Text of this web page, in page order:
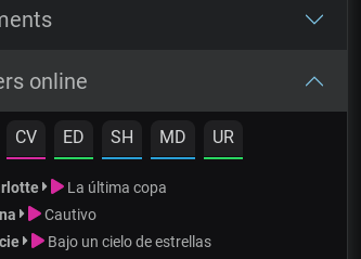
online
CV ED SH MD UR
La última copa
Cautivo
Bajo un cielo de estrellas